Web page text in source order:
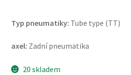
Typ pneumatiky: Tube type (TT)
axel: Zadní pneumatika
20 skladem